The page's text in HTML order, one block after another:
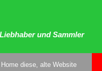
und Sammler
Home diese, alte Website